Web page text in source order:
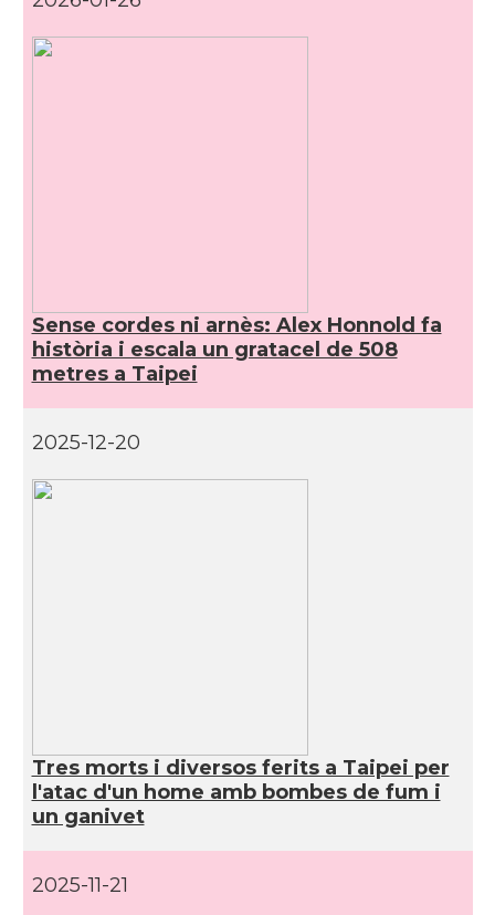
Sense cordes ni arnès: Alex Honnold fa
història i escala un gratacel de 508
metres a Taipei
2025-12-20
Tres morts i diversos ferits a Taipei per
l'atac d'un home amb bombes de fum i
un ganivet
2025-11-21